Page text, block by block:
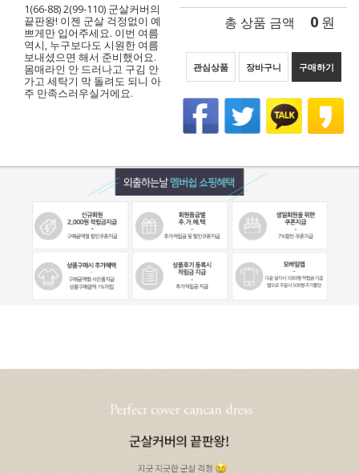
1(66-88) 2(99-110) 군살커버의
끝판왕! 이젠 군살 걱정없이 예
쁘게만 입어주세요. 이번 여름
역시, 누구보다도 시원한 여름
보내셨으면 해서 준비했어요.
몸매라인 안 드러나고 구김 안
가고 세탁기 막 돌려도 되니 아
주 만족스러우실거에요.
총 상품 금액 0 원
관심상품 장바구니 구매하기